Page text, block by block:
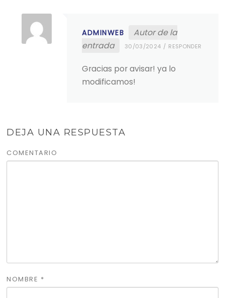
ADMINWEB
Autor de la
entrada
30/03/2024 RESPONDER
Gracias por avisar! ya lo
modificamos!
DEJA UNA RESPUESTA
COMENTARIO
NOMBRE *